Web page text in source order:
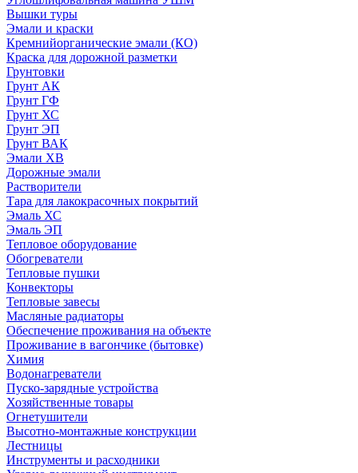
Вышки туры
Эмали и краски
Кремнийорганические эмали (КО)
Краска для дорожной разметки
Грунтовки
Грунт АК
Грунт ГФ
Грунт ХС
Грунт ЭП
Грунт ВАК
Эмали ХВ
Дорожные эмали
Растворители
Тара для лакокрасочных покрытий
Эмаль ХС
Эмаль ЭП
Тепловое оборудование
Обогреватели
Тепловые пушки
Конвекторы
Тепловые завесы
Масляные радиаторы
Обеспечение проживания на объекте
Проживание в вагончике (бытовке)
Химия
Водонагреватели
Пуско-зарядные устройства
Хозяйственные товары
Огнетушители
Высотно-монтажные конструкции
Лестницы
Инструменты и расходники